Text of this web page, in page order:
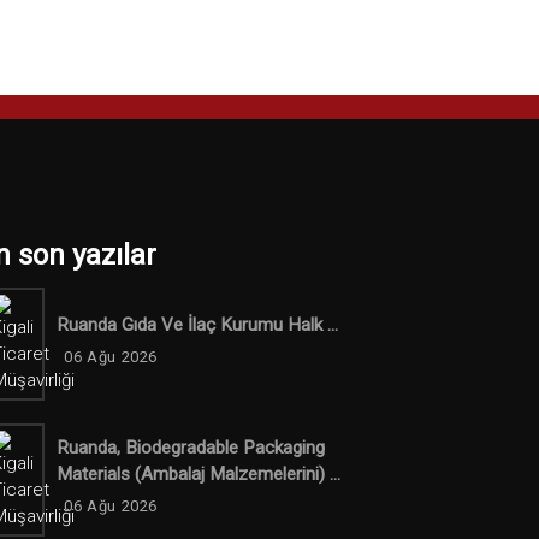
son yazılar
Ruanda Gıda Ve İlaç Kurumu Halk ...
06 Ağu 2026
Ruanda, Biodegradable Packaging
Materials (ambalaj Malzemelerini) ...
06 Ağu 2026